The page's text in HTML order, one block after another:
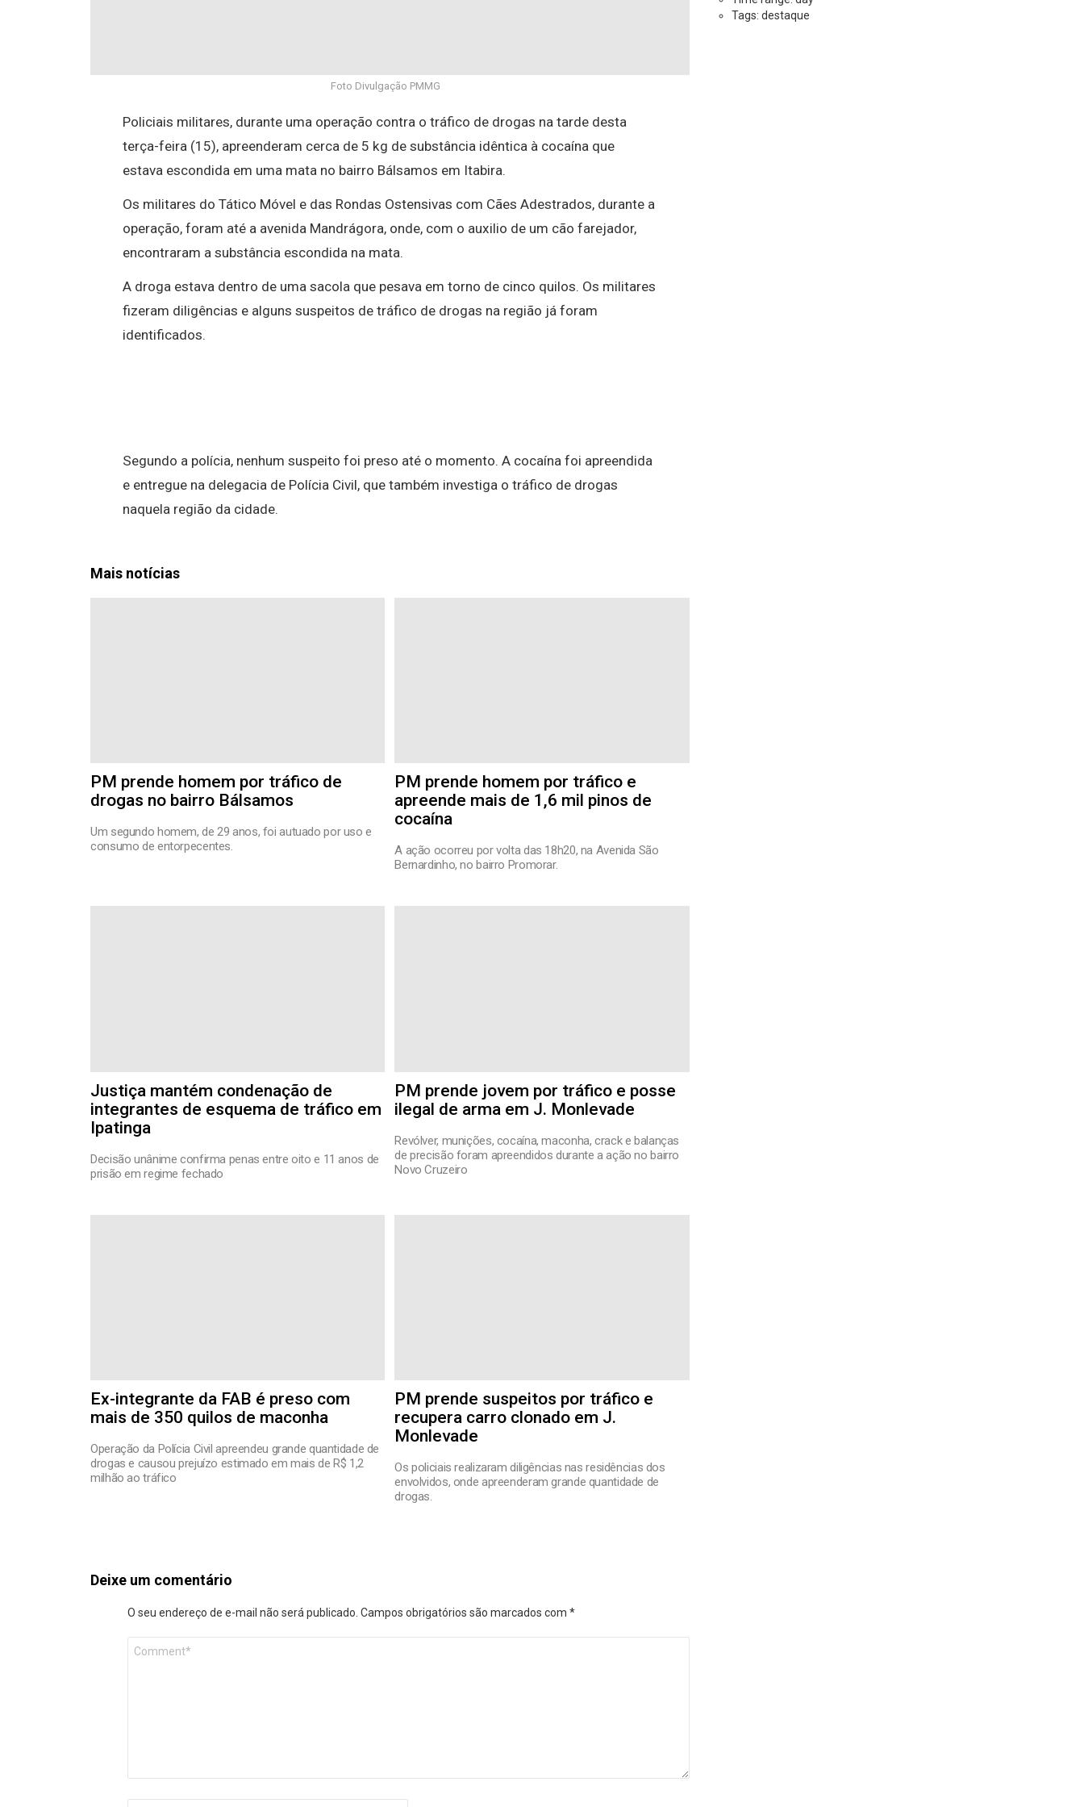
Foto Divulgação PMMG
Policiais militares, durante uma operação contra o tráfico de drogas na tarde desta
terça-feira (15), apreenderam cerca de 5 kg de substância idêntica à cocaína que
estava escondida em uma mata no bairro Bálsamos em Itabira.
Os militares do Tático Móvel e das Rondas Ostensivas com Cães Adestrados, durante a
operação, foram até a avenida Mandrágora, onde, com o auxilio de um cão farejador,
encontraram a substância escondida na mata.
A droga estava dentro de uma sacola que pesava em torno de cinco quilos. Os militares
fizeram diligências e alguns suspeitos de tráfico de drogas na região já foram
identificados.
Segundo a polícia, nenhum suspeito foi preso até o momento. A cocaína foi apreendida
e entregue na delegacia de Polícia Civil, que também investiga o tráfico de drogas
naquela região da cidade.
Mais notícias
PM prende homem por tráfico de
drogas no bairro Bálsamos
Um segundo homem, de 29 anos, foi autuado por uso e
consumo de entorpecentes.
PM prende homem por tráfico e
apreende mais de 1,6 mil pinos de
cocaína
A ação ocorreu por volta das 18h20, na Avenida São
Bernardinho, no bairro Promorar.
Justiça mantém condenação de
integrantes de esquema de tráfico em
Ipatinga
Decisão unânime confirma penas entre oito e 11 anos de
prisão em regime fechado
PM prende jovem por tráfico e posse
ilegal de arma em J. Monlevade
Revólver, munições, cocaína, maconha, crack e balanças
de precisão foram apreendidos durante a ação no bairro
Novo Cruzeiro
Ex-integrante da FAB é preso com
mais de 350 quilos de maconha
Operação da Polícia Civil apreendeu grande quantidade de
drogas e causou prejuízo estimado em mais de R$ 1,2
milhão ao tráfico
PM prende suspeitos por tráfico e
recupera carro clonado em J.
Monlevade
Os policiais realizaram diligências nas residências dos
envolvidos, onde apreenderam grande quantidade de
drogas.
Deixe um comentário
O seu endereço de e-mail não será publicado. Campos obrigatórios são marcados com *
Tags: destaque